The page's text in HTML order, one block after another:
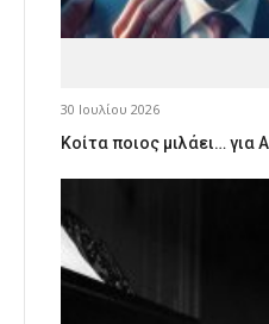
30 Ιουλίου 2026
Κοίτα ποιος μιλάει… για